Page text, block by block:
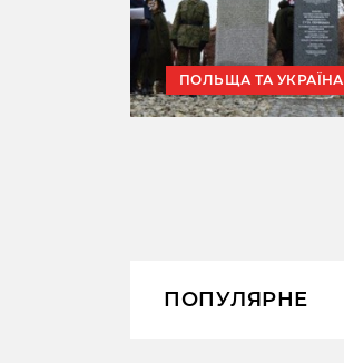
ПОЛЬЩА ТА УКРАЇНА
ПОПУЛЯРНЕ